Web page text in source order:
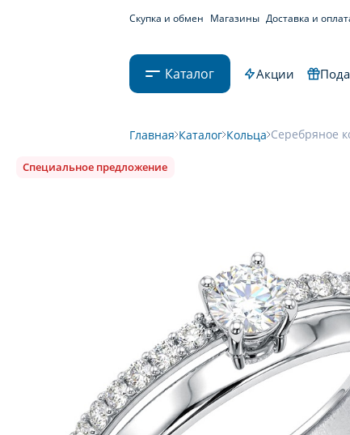
Скупка и обмен Магазины Доставка и
Каталог Акции
Главная Каталог Кольца Серебряное
Специальное предложение